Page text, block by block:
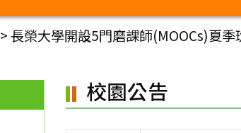
>長榮大學開設5門磨課師(MOOCs)夏
校園公告